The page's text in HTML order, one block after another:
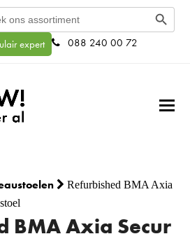
Search Button
expert 088 240 00 72
Refurbished BMA Axia
BMA Axia Secur